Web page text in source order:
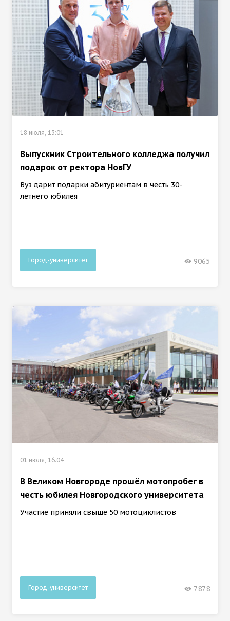
18 июля, 13:01
Выпускник Строительного колледжа получил
подарок от ректора НовГУ
Вуз дарит подарки абитуриентам в честь 30-
летнего юбилея
Город-университет 9065
01 июля, 16:04
В Великом Новгороде прошёл мотопробег в
честь юбилея Новгородского университета
Участие приняли свыше 50 мотоциклистов
Город-университет 7878